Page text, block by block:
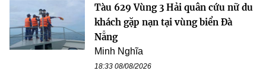
Tàu 629 Vùng 3 Hải quân cứu nữ du
khách gặp nạn tại vùng biển Đà
Nẵng
Minh Nghĩa
18:33 08/08/2026